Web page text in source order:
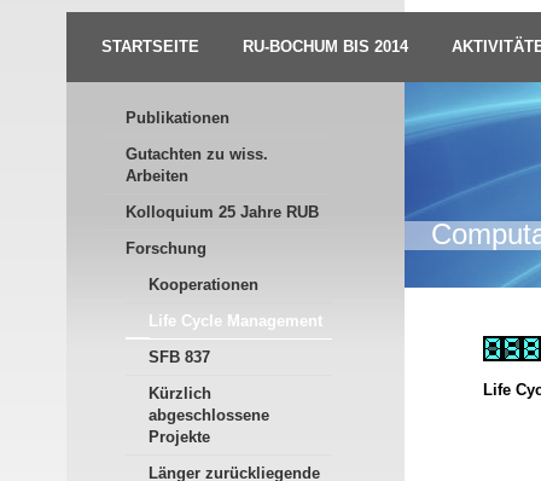
STARTSEITE RU-BOCHUM BIS 2014
Publikationen
Gutachten zu wiss.
Arbeiten
Kolloquium 25 Jahre RUB
Forschung
Kooperationen
Life Cycle Management
SFB 837
Kürzlich
abgeschlossene
Projekte
Länger zurückliegende
Life